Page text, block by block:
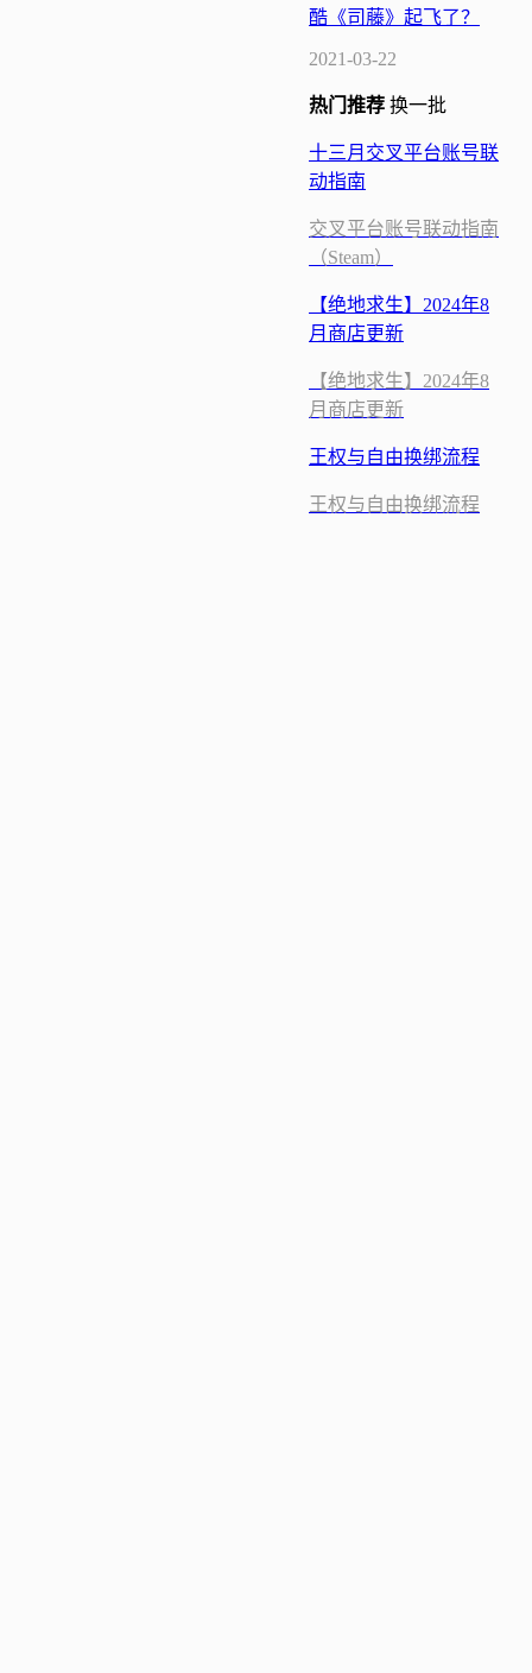
酷《司藤》起飞了？
2021-03-22
热门 推荐 换一批
十三月交叉平台账号联
动指南
交叉平台账号联动指南
（Steam）
【绝地求生】2024年8
月商店更新
【绝地求生】2024年8
月商店更新
王权与自由换绑流程
王权与自由换绑流程